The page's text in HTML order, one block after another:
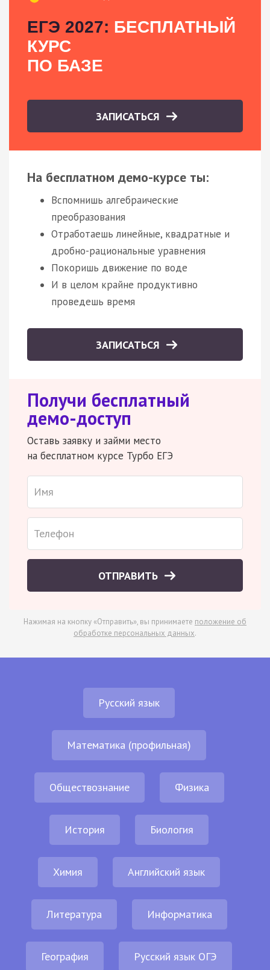
ЕГЭ 2027: БЕСПЛАТНЫЙ
КУРС
ПО БАЗЕ
ЗАПИСАТЬСЯ
На бесплатном демо-курсе ты:
Вспомнишь алгебраические
преобразования
Отработаешь линейные, квадратные и
дробно-рациональные уравнения
Покоришь движение по воде
И в целом крайне продуктивно
проведешь время
ЗАПИСАТЬСЯ
Получи бесплатный
демо-доступ
Оставь заявку и займи место
на бесплатном курсе Турбо ЕГЭ
ОТПРАВИТЬ
Нажимая на кнопку «Отправить», вы принимаете положение об
обработке персональных данных.
Русский язык
Математика (профильная)
Обществознание Физика
История Биология
Химия Английский язык
Литература Информатика
География Русский язык ОГЭ